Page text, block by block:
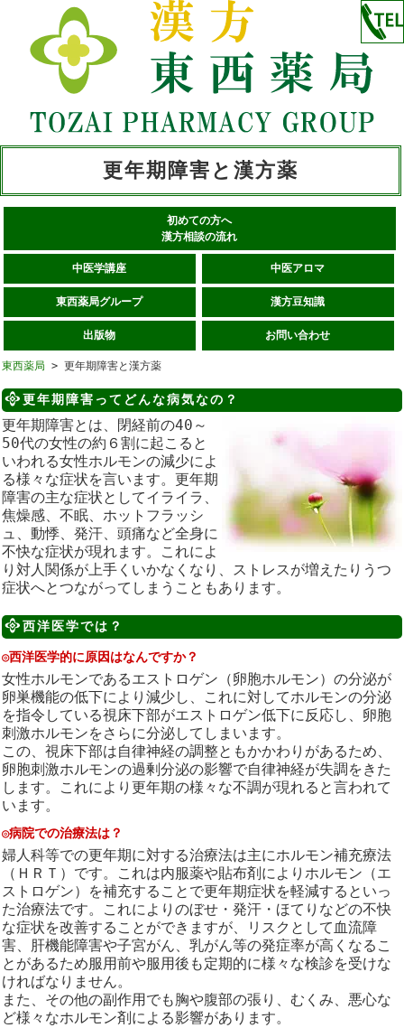
更年期障害と漢方薬
初めての方へ
漢方相談の流れ
中医学講座 中医アロマ
東西薬局グループ 漢方豆知識
出版物 お問い合わせ
東西薬局 > 更年期障害と漢方薬
更年期障害ってどんな病気なの？
更年期障害とは、閉経前の40～
50代の女性の約６割に起こると
いわれる女性ホルモンの減少によ
る様々な症状を言います。更年期
障害の主な症状としてイライラ、
焦燥感、不眠、ホットフラッシ
ュ、動悸、発汗、頭痛など全身に
不快な症状が現れます。これによ
り対人関係が上手くいかなくなり、ストレスが増えたりうつ
症状へとつながってしまうこともあります。
西洋医学では？
◎西洋医学的に原因はなんですか？
女性ホルモンであるエストロゲン（卵胞ホルモン）の分泌が
卵巣機能の低下により減少し、これに対してホルモンの分泌
を指令している視床下部がエストロゲン低下に反応し、卵胞
刺激ホルモンをさらに分泌してしまいます。
この、視床下部は自律神経の調整ともかかわりがあるため、
卵胞刺激ホルモンの過剰分泌の影響で自律神経が失調をきた
します。これにより更年期の様々な不調が現れると言われて
います。
◎病院での治療法は？
婦人科等での更年期に対する治療法は主にホルモン補充療法
（ＨＲＴ）です。これは内服薬や貼布剤によりホルモン（エ
ストロゲン）を補充することで更年期症状を軽減するといっ
た治療法です。これによりのぼせ・発汗・ほてりなどの不快
な症状を改善することができますが、リスクとして血流障
害、肝機能障害や子宮がん、乳がん等の発症率が高くなるこ
とがあるため服用前や服用後も定期的に様々な検診を受けな
ければなりません。
また、その他の副作用でも胸や腹部の張り、むくみ、悪心な
ど様々なホルモン剤による影響があります。